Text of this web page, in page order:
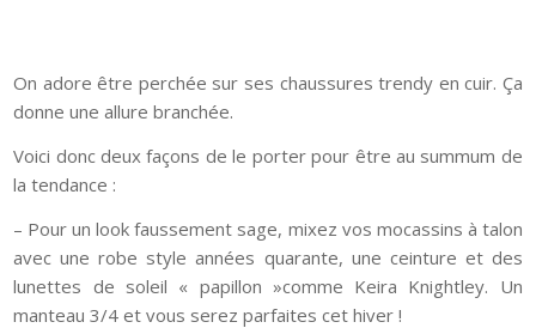
On adore être perchée sur ses chaussures trendy en cuir. Ça
donne une allure branchée.
Voici donc deux façons de le porter pour être au summum de
la tendance :
– Pour un look faussement sage, mixez vos mocassins à talon
avec une robe style années quarante, une ceinture et des
lunettes de soleil « papillon »comme Keira Knightley. Un
manteau 3/4 et vous serez parfaites cet hiver !